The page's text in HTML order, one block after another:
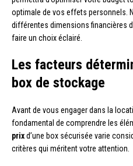
optimale de vos effets personnels.
différentes dimensions financières
faire un choix éclairé.
Les facteurs
box de stockage
Avant de vous engager dans la
fondamental de comprendre les
prixd’une box sécurisée varie
critères qui méritent votre attention.